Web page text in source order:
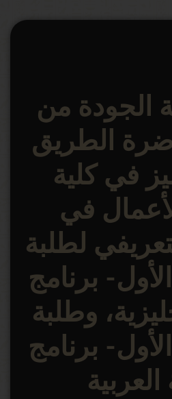
الجودة من
الطريق
في كلية
في
لطلبة
برنامج
وطلبة
برنامج
العربية